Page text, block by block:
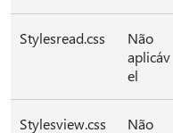
Stylesread.css
Não
aplicáv
el
Stylesview.css Não